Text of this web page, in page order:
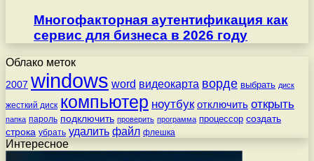
Многофакторная аутентификация как
сервис для бизнеса в 2026 году
Облако меток
2007 windows word видеокарта ворде выбрать диск
жесткий диск компьютер ноутбук отключить открыть
папка пароль подключить проверить программа процессор создать
строка убрать удалить файл флешка
Интересное